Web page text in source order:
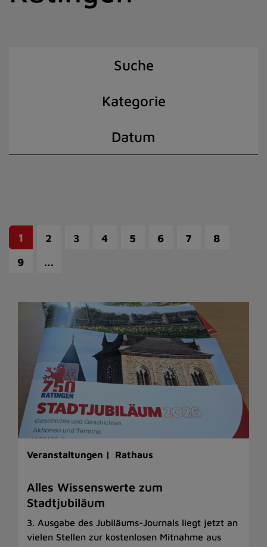
Suche
Kategorie
Datum
1 2 3 4 5 6 7
8
9
…
Veranstaltungen | Rathaus
Alles Wissenswerte zum
Stadtjubiläum
3. Ausgabe des Jubiläums-Journals liegt jetzt an
vielen Stellen zur kostenlosen Mitnahme aus